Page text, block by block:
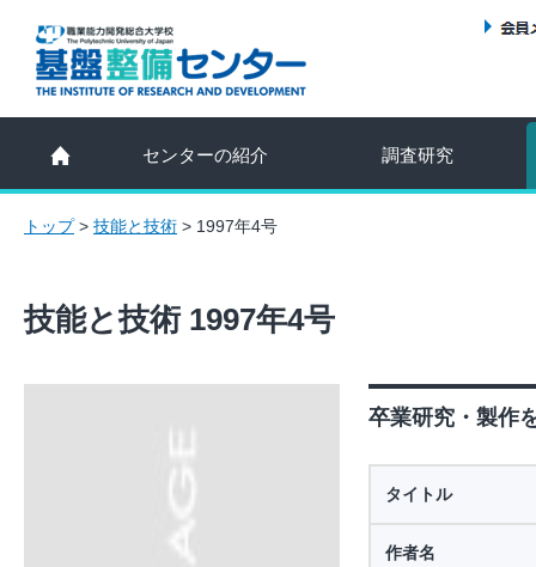
センターの紹介 調査研究
トップ> 技能と技術 > 1997年4号
技能と技術 1997年4号
卒業研究・製作
タイトル
作者名